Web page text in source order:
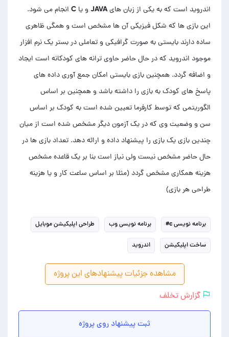
اندروید است که به یکی از زبان های JAVA و یا C انجام می شود.
این بازی ها که شکل فیزیکی آن ها مشخص است و همگی ظاهری
ساده دارند بایستی به صورت گرافیکی و تعاملی در بستر یک نرم افزار
موجود اندروید که در حال حاضر حاوی ترانه های کودکانه است ایجاد
و اضافه گردد. همچنین بازی بایستی امکان جمع آوری داده های
پاسخ های کودک به بازی را داشته باشد و همچنین بر اساس
الگوریتمی که توسط کارفرما تعیین شده است به کودک بر اساس
سن و وضعیت وی که در یک آزمون دیگر مشخص شده است از میان
چندین بازی یک بازی را پیشنهاد داده و ارائه دهد. تعداد بازی ها در
حال حاضر مشخص نیست ولی نیاز است بنا بر یک قاعده مشخص
هزینه همکاری مشخص گردد (مثلا بر اساس ساعت کار و یا هزینه
طراحی هر بازی)
برنامه نویسی c# برنامه نویسی وب طراحی اپلیکیشن موبایل
ساخت اپلیکیشن اندروید
مشاهده جزئیات پیشنهادهای این پروژه
گزارش تخلف
ثبت پیشنهاد روی پروژه